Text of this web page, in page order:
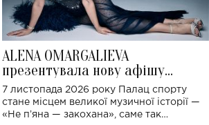
ALENA OMARGALIEVA
презентувала нову афішу
великого концерту в Палаці
спорту
7 листопада 2026 року Палац спорту
стане місцем великої музичної історії —
«Не пʼяна — закохана», саме так